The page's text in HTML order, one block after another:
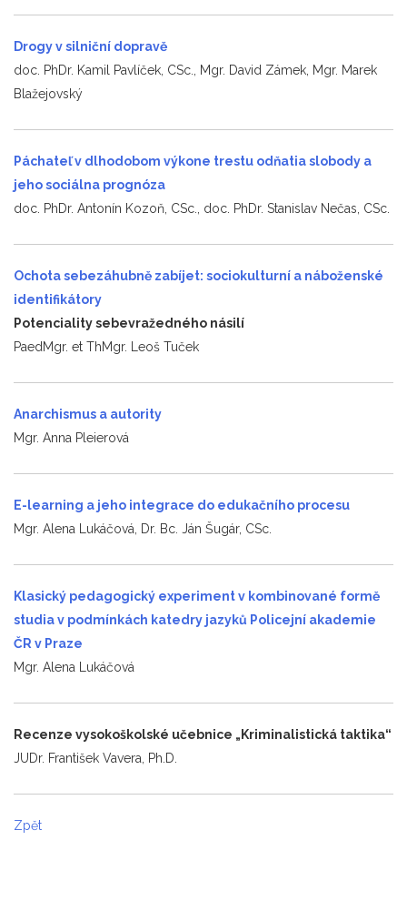
Drogy v silniční dopravě
doc. PhDr. Kamil Pavlíček, CSc., Mgr. David Zámek, Mgr. Marek
Blažejovský
Páchateľ v dlhodobom výkone trestu odňatia slobody a
jeho sociálna prognóza
doc. PhDr. Antonín Kozoň, CSc., doc. PhDr. Stanislav Nečas, CSc.
Ochota sebezáhubně zabíjet: sociokulturní a náboženské
identifikátory
Potenciality sebevražedného násilí
PaedMgr. et ThMgr. Leoš Tuček
Anarchismus a autority
Mgr. Anna Pleierová
E-learning a jeho integrace do edukačního procesu
Mgr. Alena Lukáčová, Dr. Bc. Ján Šugár, CSc.
Klasický pedagogický experiment v kombinované formě
studia v podmínkách katedry jazyků Policejní akademie
ČR v Praze
Mgr. Alena Lukáčová
Recenze vysokoškolské učebnice „Kriminalistická taktika“
JUDr. František Vavera, Ph.D.
Zpět